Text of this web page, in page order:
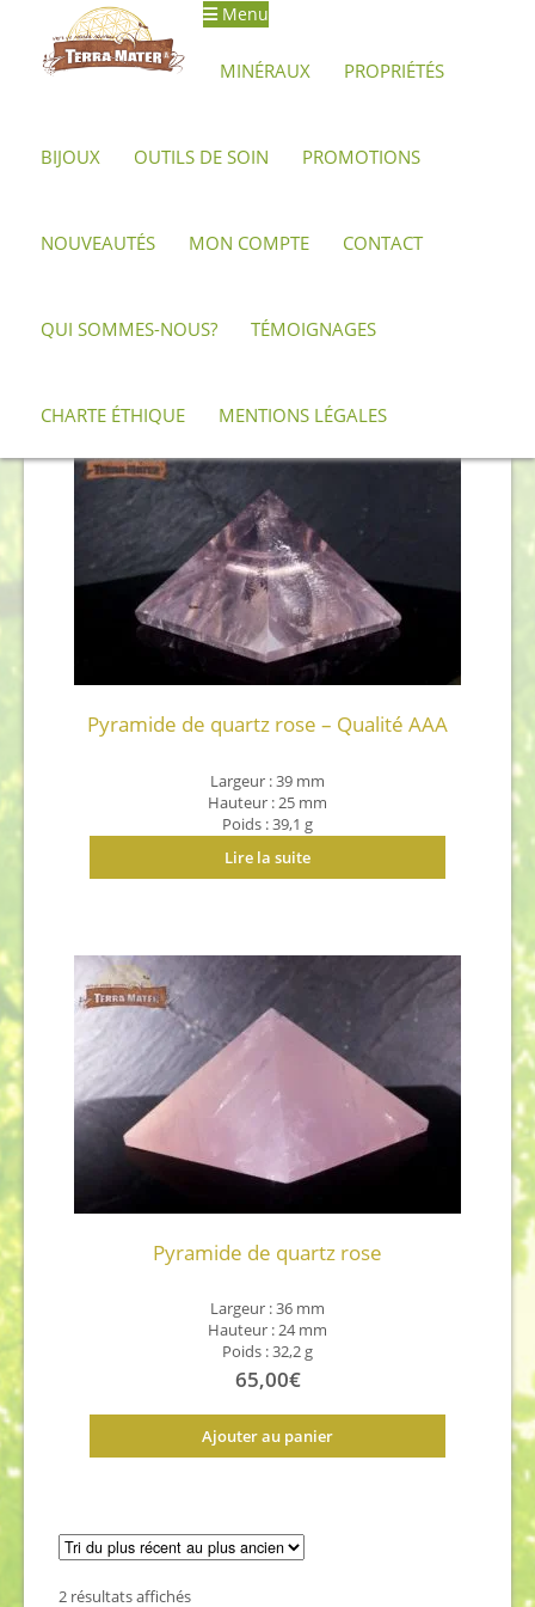
Aller
Aller
au
Menu
MINÉRAUX PROPRIÉTÉS
BIJOUX OUTILS DE SOIN PROMOTIONS
NOUVEAUTÉS MON COMPTE CONTACT
QUI SOMMES-NOUS? TÉMOIGNAGES
CHARTE ÉTHIQUE MENTIONS LÉGALES
Accueil Produits identifiés “Pyramide”
Pyramide
plus
au
plus
ancien
Pyramide de quartz rose – Qualité AAA
Largeur : 39 mm
Hauteur : 25 mm
Poids : 39,1 g
Lire la suite
Pyramide de quartz rose
Largeur : 36 mm
Hauteur : 24 mm
Poids : 32,2 g
Origine : Madagascar
65,00€
Ajouter au panier
2 résultats affichésTrié